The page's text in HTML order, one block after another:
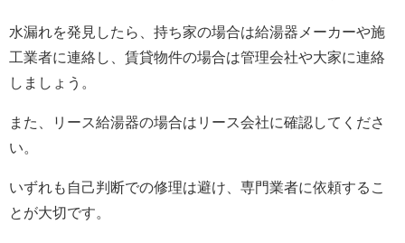
水漏れを発見したら、持ち家の場合は給湯器メーカーや施
工業者に連絡し、賃貸物件の場合は管理会社や大家に連絡
しましょう。
また、リース給湯器の場合はリース会社に確認してくださ
い。
いずれも自己判断での修理は避け、専門業者に依頼するこ
とが大切です。